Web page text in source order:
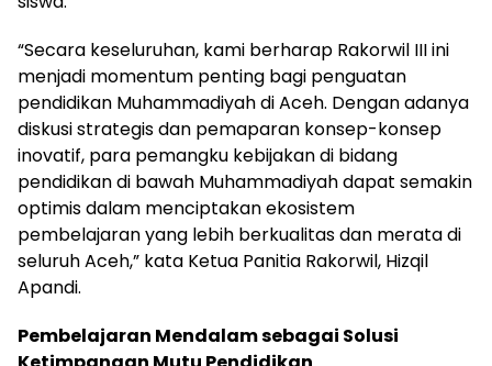
“Secara keseluruhan, kami berharap Rakorwil III ini
menjadi momentum penting bagi penguatan
pendidikan Muhammadiyah di Aceh. Dengan adanya
diskusi strategis dan pemaparan konsep-konsep
inovatif, para pemangku kebijakan di bidang
pendidikan di bawah Muhammadiyah dapat semakin
optimis dalam menciptakan ekosistem
pembelajaran yang lebih berkualitas dan merata di
seluruh Aceh,” kata Ketua Panitia Rakorwil, Hizqil
Apandi.
Pembelajaran Mendalam sebagai Solusi